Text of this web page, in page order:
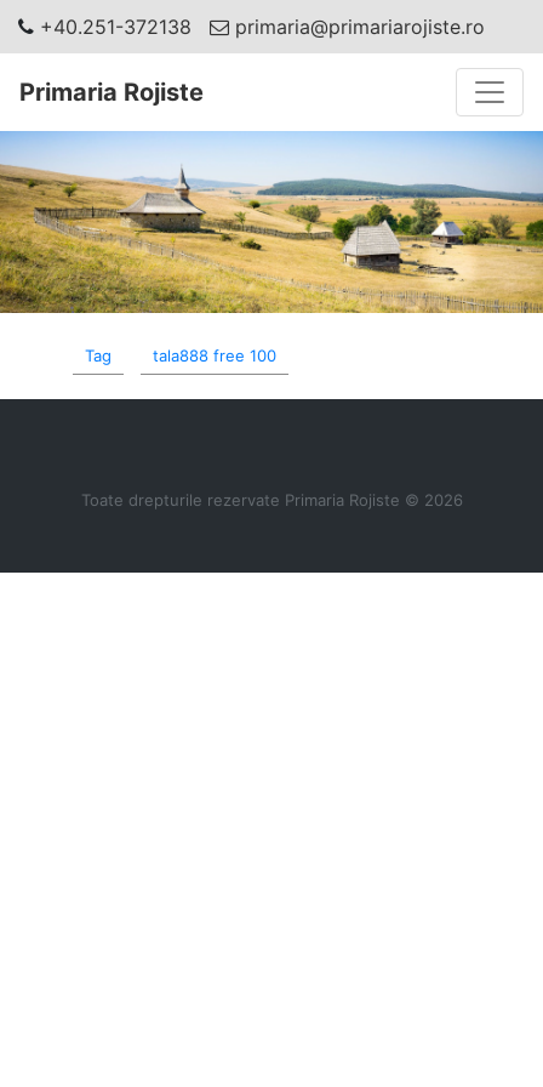
+40.251-372138 primaria@primariarojiste.ro
Primaria Rojiste
Tag tala888 free 100
Toate drepturile rezervate Primaria Rojiste © 2026